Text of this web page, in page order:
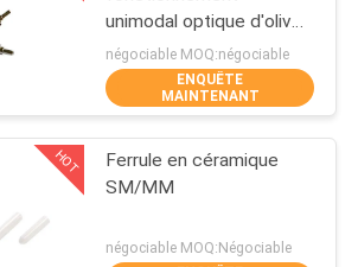
optique Pigtail
101
unimodal optique d'olive
de fibre en céramique
pour le connecteur de
LC/SC/ST/FC
négociable MOQ:négociable
ENQUÊTE
MAINTENANT
HOT
Ferrule en céramique
SM/MM
négociable MOQ:Négociable